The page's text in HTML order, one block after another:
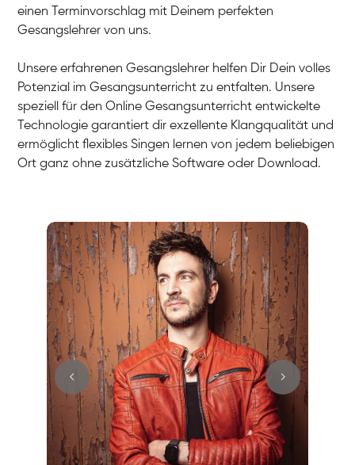
einen Terminvorschlag mit Deinem perfekten
Gesangslehrer von uns.
Unsere erfahrenen Gesangslehrer helfen Dir Dein volles
Potenzial im Gesangsunterricht zu entfalten. Unsere
speziell für den Online Gesangsunterricht entwickelte
Technologie garantiert dir exzellente Klangqualität und
ermöglicht flexibles Singen lernen von jedem beliebigen
Ort ganz ohne zusätzliche Software oder Download.
Stefan
Gesang / Vocal